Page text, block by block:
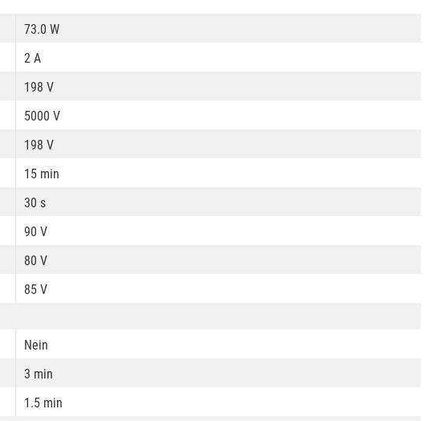
73.0 W
2 A
198 V
5000 V
198 V
15 min
30 s
90 V
80 V
85 V
Nein
3 min
1.5 min